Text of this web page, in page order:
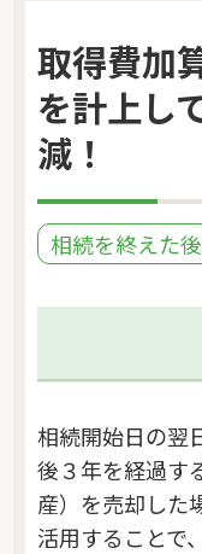
取得費加
を計上し
減！
相続を終えた後
相続開始日の翌
後３年を経過す
産）を売却した
活用することで